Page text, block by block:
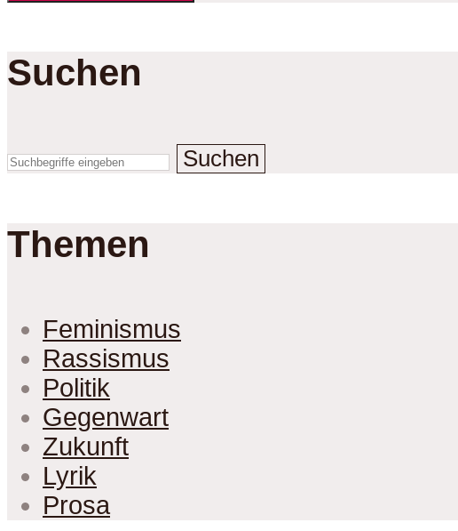
Suchen
Suchen
Themen
Feminismus
Rassismus
Politik
Gegenwart
Zukunft
Lyrik
Prosa